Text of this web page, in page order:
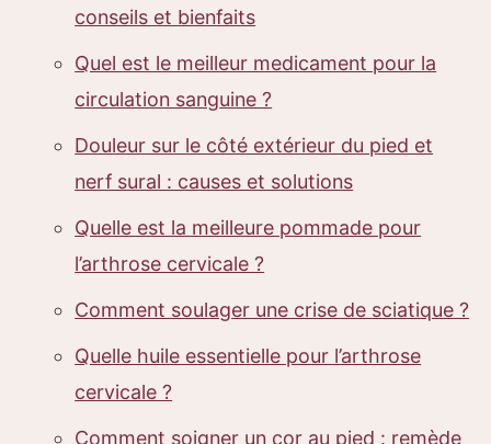
conseils et bienfaits
Quel est le meilleur medicament pour la
circulation sanguine ?
Douleur sur le côté extérieur du pied et
nerf sural : causes et solutions
Quelle est la meilleure pommade pour
l’arthrose cervicale ?
Comment soulager une crise de sciatique ?
Quelle huile essentielle pour l’arthrose
cervicale ?
Comment soigner un cor au pied : remède